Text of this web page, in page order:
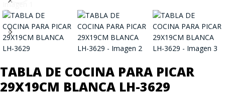
TABLA DE COCINA PARA PICAR
29X19CM BLANCA LH-3629